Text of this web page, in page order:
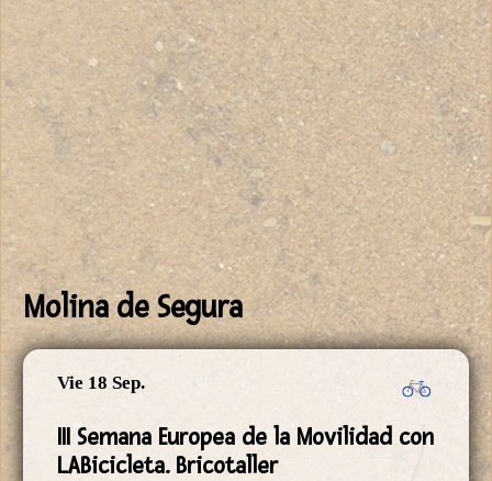
Molina de Segura
Vie 18 Sep.
III Semana Europea de la Movilidad con
LABicicleta. Bricotaller